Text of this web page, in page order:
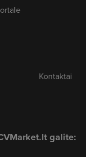
Kontaktai
galite: